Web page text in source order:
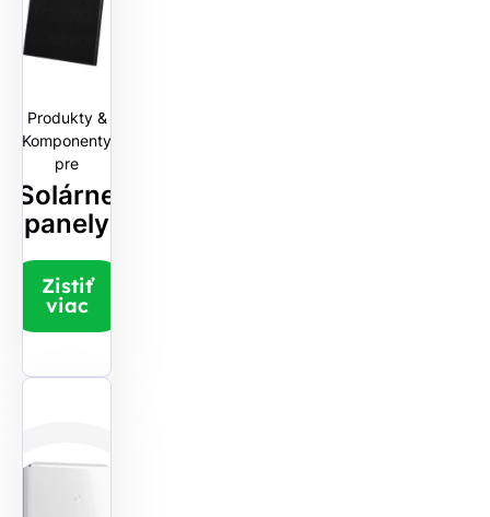
Produkty &
Komponenty
pre
Solárne
panely
Zistiť
viac